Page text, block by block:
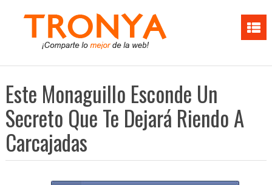
Este Monaguillo Esconde Un
Secreto Que Te Dejará Riendo A
Carcajadas